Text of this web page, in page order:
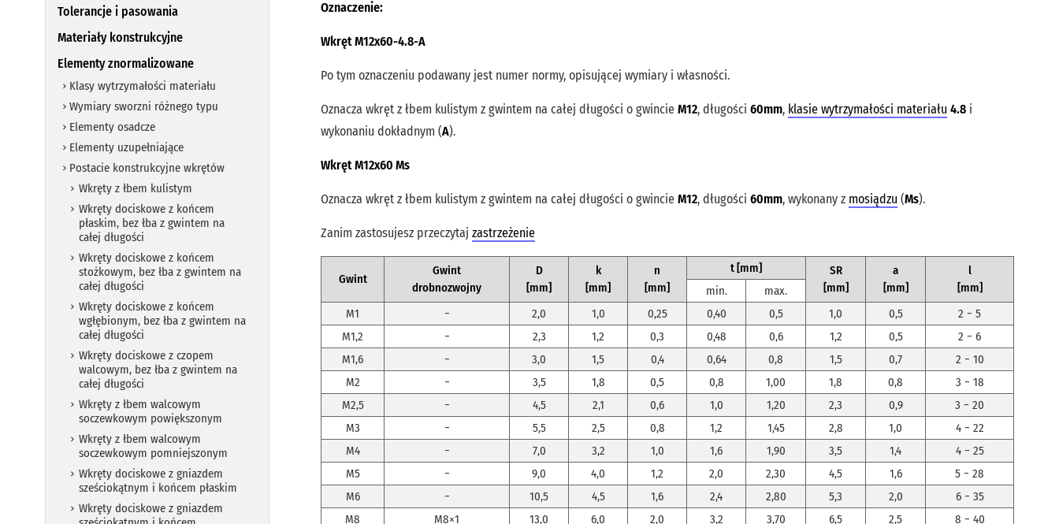
Tolerancje i pasowania
Materiały konstrukcyjne
Elementy znormalizowane
Klasy wytrzymałości materiału
Wymiary sworzni różnego typu
Elementy osadcze
Elementy uzupełniające
Postacie konstrukcyjne wkrętów
Wkręty z łbem kulistym
Wkręty dociskowe z końcem
płaskim, bez łba z gwintem na
całej długości
Wkręty dociskowe z końcem
stożkowym, bez łba z gwintem na
całej długości
Wkręty dociskowe z końcem
wgłębionym, bez łba z gwintem na
całej długości
Wkręty dociskowe z czopem
walcowym, bez łba z gwintem na
całej długości
Wkręty z łbem walcowym
soczewkowym powiększonym
Wkręty z łbem walcowym
soczewkowym pomniejszonym
Wkręty dociskowe z gniazdem
sześciokątnym i końcem płaskim
Wkręty dociskowe z gniazdem
Oznaczenie:
Wkręt M12x60-4.8-A
Po tym oznaczeniu podawany jest numer normy, opisującej wymiary i własności.
Oznacza wkręt z łbem kulistym z gwintem na całej długości o gwincie M12, długości 60mm, klasie wytrzymałości materiału 4.8 i
wykonaniu dokładnym (A).
Wkręt M12x60 Ms
Oznacza wkręt z łbem kulistym z gwintem na całej długości o gwincie M12, długości 60mm, wykonany z mosiądzu (Ms).
Zanim zastosujesz przeczytaj zastrzeżenie
Gwint
Gwint
drobnozwojny
D
[mm]
k
[mm]
n
[mm]
t [mm]
SR
[mm]
a
[mm]
l
[mm]
min.
max.
M1
− 2,0 1,0 0,25 0,40 0,5 1,0 0,5
2 − 5
M1,2
− 2,3 1,2 0,3 0,48 0,6 1,2 0,5
2 − 6
M1,6
− 3,0 1,5 0,4 0,64 0,8 1,5 0,7
2 − 10
M2
− 3,5 1,8 0,5 0,8 1,00 1,8 0,8
3 − 18
M2,5
− 4,5 2,1 0,6 1,0 1,20 2,3 0,9
3 − 20
M3
− 5,5 2,5 0,8 1,2 1,45 2,8 1,0
4 − 22
M4
− 7,0 3,2 1,0 1,6 1,90 3,5 1,4
4 − 25
M5
− 9,0 4,0 1,2 2,0 2,30 4,5 1,6
5 − 28
M6
− 10,5 4,5 1,6 2,4 2,80 5,3 2,0
6 − 35
M8
M8×1 13,0 6,0 2,0 3,2 3,70 6,5 2,5
8 − 40